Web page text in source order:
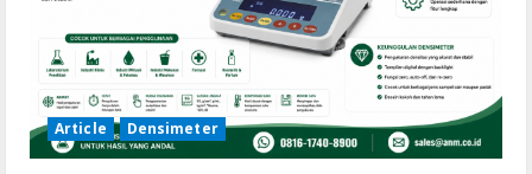
Article Densimeter